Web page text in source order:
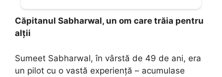
Căpitanul Sabharwal, un om care trăia pentru
alții
Sumeet Sabharwal, în vârstă de 49 de ani, era
un pilot cu o vastă experiență – acumulase